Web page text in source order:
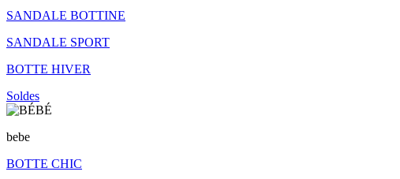
SANDALE BOTTINE
SANDALE SPORT
BOTTE HIVER
Soldes
bebe
BOTTE CHIC